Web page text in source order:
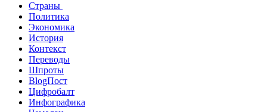
Страны
Политика
Экономика
История
Контекст
Переводы
Шпроты
BlogПост
Цифробалт
Инфографика